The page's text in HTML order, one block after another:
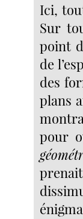
Ici,
Sur
point
de
des
plans
pour